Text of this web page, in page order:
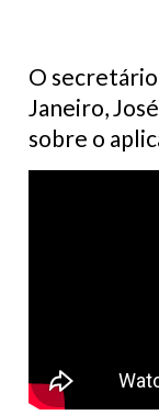
O secretário
Janeiro,
sobre o